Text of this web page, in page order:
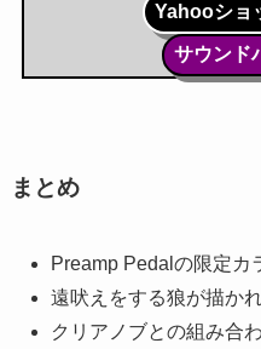
Yahooショ
サウンド
まとめ
Preamp Pedalの限定カ
遠吠えをする狼が描か
クリアノブとの組み合